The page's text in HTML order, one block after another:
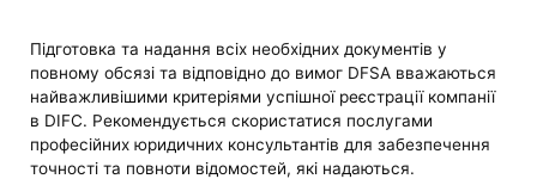
Підготовка та надання всіх необхідних документів у
повному обсязі та відповідно до вимог DFSA вважаються
найважливішими критеріями успішної реєстрації компанії
в DIFC. Рекомендується скористатися послугами
професійних юридичних консультантів для забезпечення
точності та повноти відомостей, які надаються.